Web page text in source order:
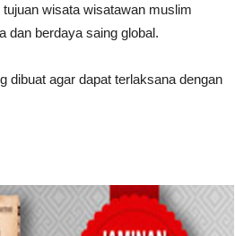
wisata wisatawan muslim
dan berdaya saing global.
dibuat agar dapat terlaksana dengan